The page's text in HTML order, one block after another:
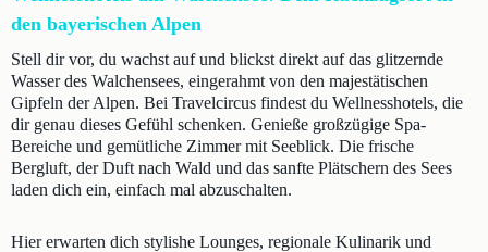
den bayerischen Alpen
Stell dir vor, du wachst auf und blickst direkt auf das glitzernde
Wasser des Walchensees, eingerahmt von den majestätischen
Gipfeln der Alpen. Bei Travelcircus findest du Wellnesshotels, die
dir genau dieses Gefühl schenken. Genieße großzügige Spa-
Bereiche und gemütliche Zimmer mit Seeblick. Die frische
Bergluft, der Duft nach Wald und das sanfte Plätschern des Sees
laden dich ein, einfach mal abzuschalten.
Hier erwarten dich stylishe Lounges, regionale Kulinarik und